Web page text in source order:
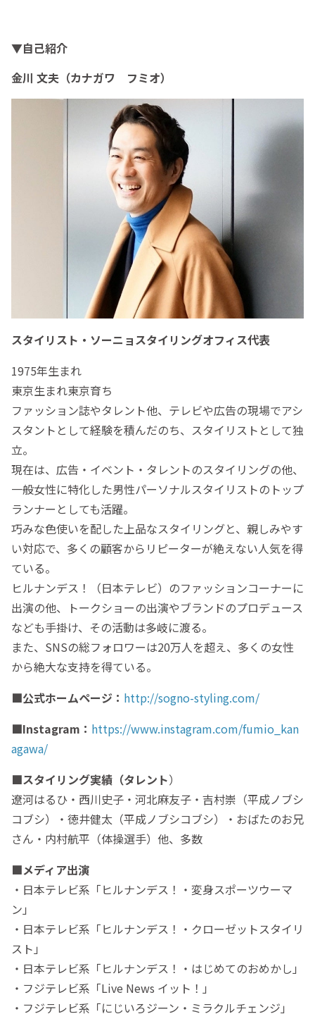
▼自己紹介
金川 文夫（カナガワ フミオ）
スタイリスト・ソーニョスタイリングオフィス代表
1975年生まれ
東京生まれ東京育ち
ファッション誌やタレント他、テレビや広告の現場でアシ
スタントとして経験を積んだのち、スタイリストとして独
立。
現在は、広告・イベント・タレントのスタイリングの他、
一般女性に特化した男性パーソナルスタイリストのトップ
ランナーとしても活躍。
巧みな色使いを配した上品なスタイリングと、親しみやす
い対応で、多くの顧客からリピーターが絶えない人気を得
ている。
ヒルナンデス！（日本テレビ）のファッションコーナーに
出演の他、トークショーの出演やブランドのプロデュース
なども手掛け、その活動は多岐に渡る。
また、SNSの総フォロワーは20万人を超え、多くの女性
から絶大な支持を得ている。
■公式ホームページ： http://sogno-styling.com/
■Instagram： https://www.instagram.com/fumio_kan
agawa/
■スタイリング実績（タレント）
遼河はるひ・西川史子・河北麻友子・吉村崇（平成ノブシ
コブシ）・徳井健太（平成ノブシコブシ）・おばたのお兄
さん・内村航平（体操選手）他、多数
■メディア出演
・日本テレビ系「ヒルナンデス！・変身スポーツウーマ
ン」
・日本テレビ系「ヒルナンデス！・クローゼットスタイリ
スト」
・日本テレビ系「ヒルナンデス！・はじめてのおめかし」
・フジテレビ系「Live News イット！」
・フジテレビ系「にじいろジーン・ミラクルチェンジ」